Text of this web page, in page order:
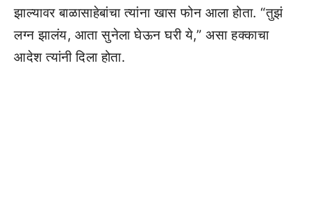
झाल्यावर बाळासाहेबांचा त्यांना खास फोन आला होता. “तुझं
लग्न झालंय, आता सुनेला घेऊन घरी ये,” असा हक्काचा
आदेश त्यांनी दिला होता.